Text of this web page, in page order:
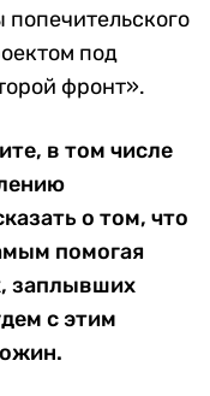
попечительского
под
фронт».
в том числе
о том, что
помогая
заплывших
с этим